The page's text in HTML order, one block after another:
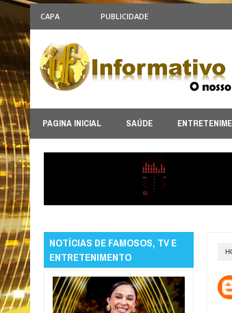
CAPA PUBLICIDADE
PAGINA INICIAL SAÚDE
NOTÍCIAS DE FAMOSOS, TV E
ENTRETENIMENTO